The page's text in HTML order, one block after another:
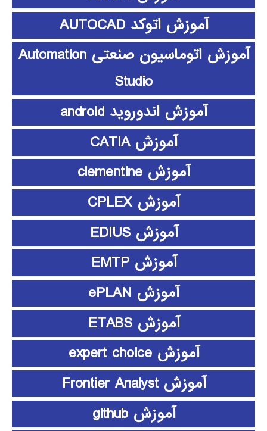
آموزش اتوکد AUTOCAD
آموزش اتوماسیون صنعتی Automation
Studio
آموزش اندوروید android
آموزش CATIA
آموزش clementine
آموزش CPLEX
آموزش EDIUS
آموزش EMTP
آموزش ePLAN
آموزش ETABS
آموزش expert choice
آموزش Frontier Analyst
آموزش github